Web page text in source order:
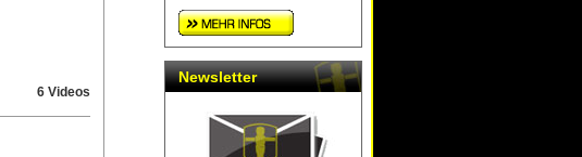
6 Videos
Newsletter